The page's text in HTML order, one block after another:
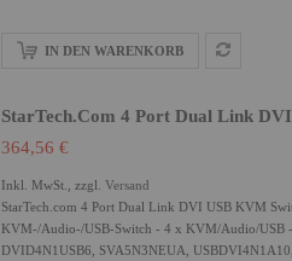
IN DEN WARENKORB
StarTech.com 4 Port Dual Link
364,56 €
Inkl. MwSt., zzgl. Versand
StarTech.com 4 Port Dual Link DVI USB KVM
KVM-/Audio-/USB-Switch - 4 x KVM/Audio/USB
DVID4N1USB6, SVA5N3NEUA,